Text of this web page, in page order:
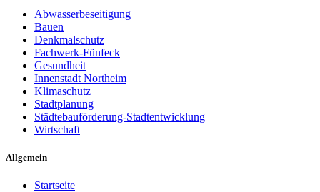
Abwasserbeseitigung
Bauen
Denkmalschutz
Fachwerk-Fünfeck
Gesundheit
Innenstadt Northeim
Klimaschutz
Stadtplanung
Städtebauförderung-Stadtentwicklung
Wirtschaft
Allgemein
Startseite